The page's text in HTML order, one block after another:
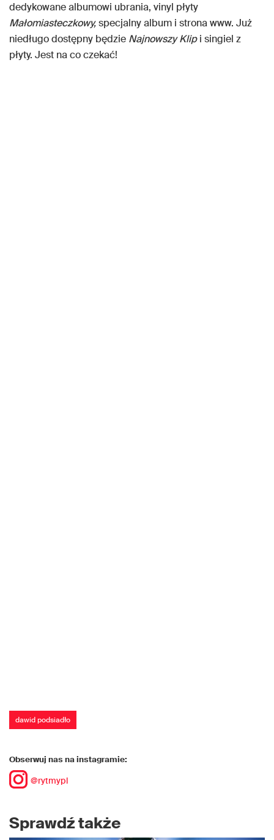
dedykowane albumowi ubrania, vinyl płyty
Małomiasteczkowy,specjalny album i strona www. Już
niedługo dostępny będzie Najnowszy Klipi singiel z
płyty. Jest na co czekać!
dawid podsiadło
Obserwuj nas na instagramie:
@rytmypl
Sprawdź także